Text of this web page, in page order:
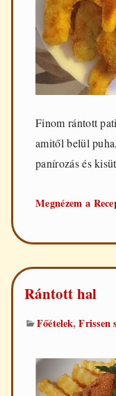
Finom rántott
amitől belül
panírozás és
Megnézem a
Rántott hal
Főételek,Frissen